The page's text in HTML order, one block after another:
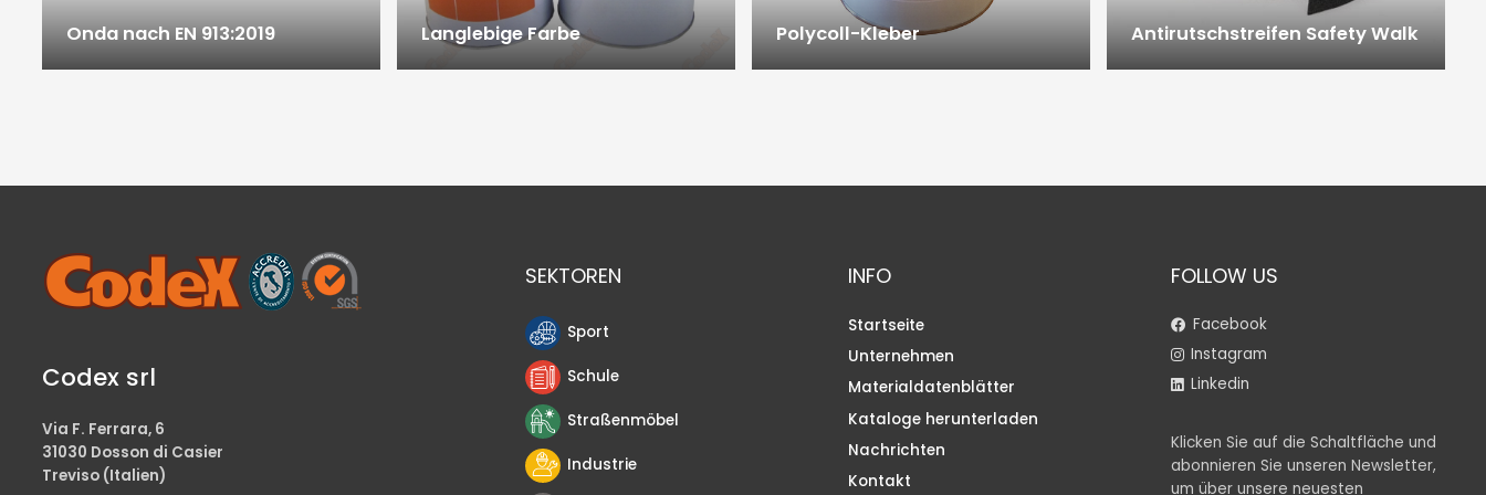
Onda nach EN 913:2019 Langlebige Farbe Polycoll-Kleber Antirutschstreifen Safety Walk
Codex srl
Via F. Ferrara, 6
31030 Dosson di Casier
Treviso (Italien)
SEKTOREN
Sport
Schule
Straßenmöbel
Industrie
INFO
Startseite
Unternehmen
Materialdatenblätter
Kataloge herunterladen
Nachrichten
Kontakt
FOLLOW US
Facebook
Instagram
Linkedin
Klicken Sie auf die Schaltfläche und
abonnieren Sie unseren Newsletter,
um über unsere neuesten